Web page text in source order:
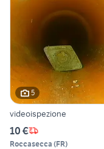
5
videoispezione
10 €
Roccasecca (FR)